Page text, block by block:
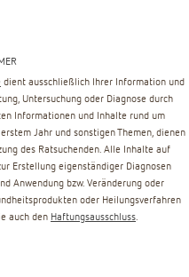
dient ausschließlich Ihrer Information und
Untersuchung oder Diagnose durch
Informationen und Inhalte rund um
Jahr und sonstigen Themen, dienen
des Ratsuchenden. Alle Inhalte auf
Erstellung eigenständiger Diagnosen
Anwendung bzw. Veränderung oder
oder Heilungsverfahren
auch den Haftungsausschluss.